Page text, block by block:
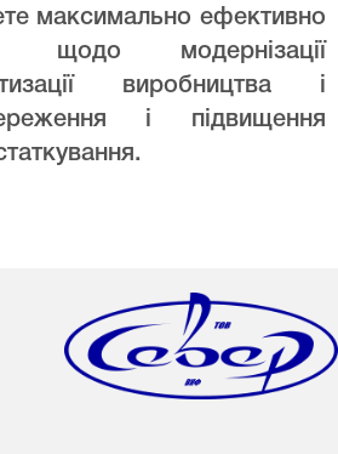
максимально ефективно
щодо модернізації
виробництва і
і підвищення